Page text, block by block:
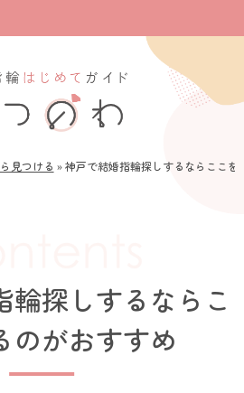
見つける »神戸で結婚指輪探しするならここを
輪探しするならこ
のがおすすめ